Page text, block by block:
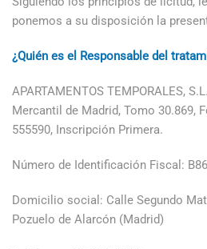
ponemos a su disposición la
¿Quién es el Responsable del
APARTAMENTOS TEMPORALES,
Mercantil de Madrid, Tomo 30.869,
555590, Inscripción Primera.
Número de Identificación Fiscal:
Domicilio social: Calle Segundo
Pozuelo de Alarcón (Madrid)